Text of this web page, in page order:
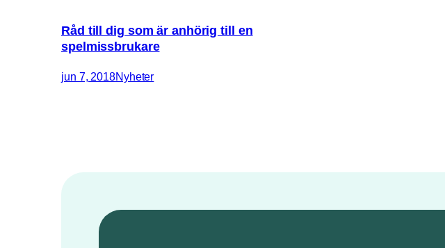
Råd till dig som är anhörig till en
spelmissbrukare
jun 7, 2018Nyheter